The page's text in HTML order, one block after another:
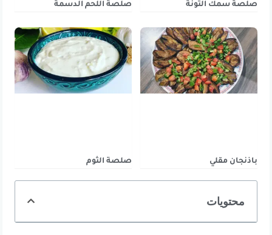
صلصة سمك التونة صلصة اللحم الدسمة
باذنجان مقلي صلصة الثوم
محتويات